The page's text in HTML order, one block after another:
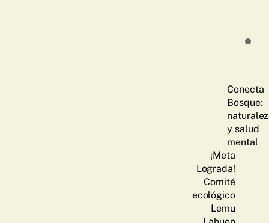
Conecta
Bosque:
y salud
mental
¡Meta
Lograda!
Comité
ecológico
Lemu